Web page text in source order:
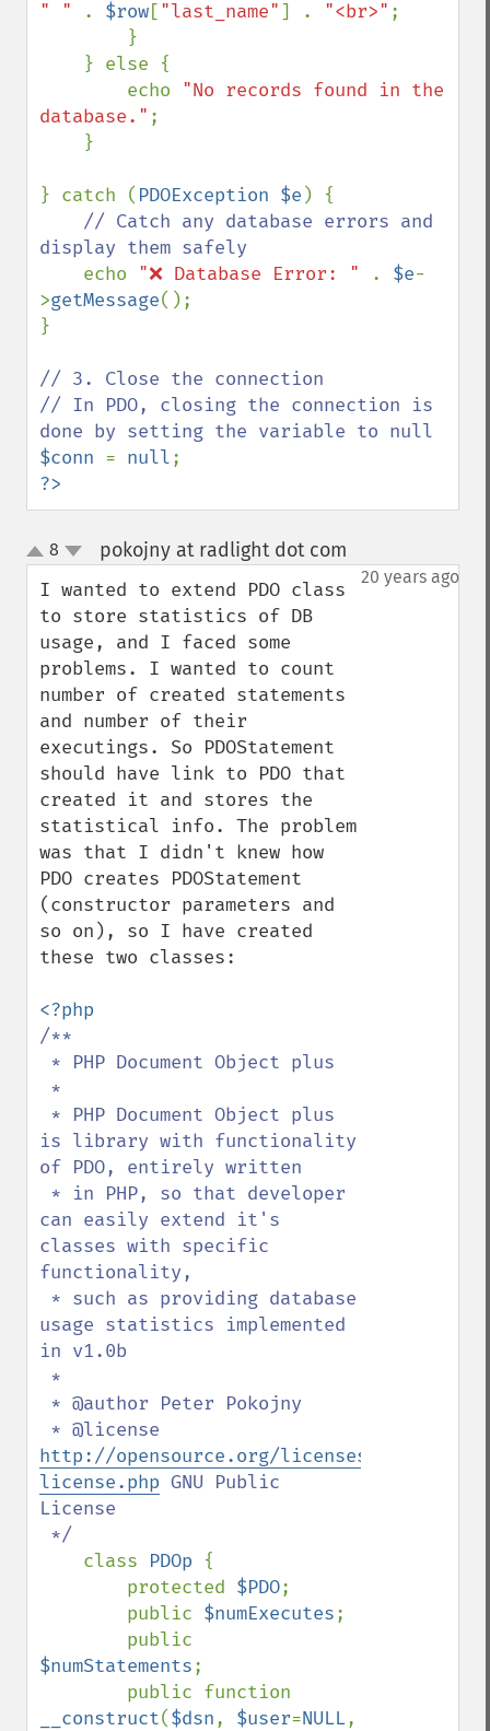
" " . $row["last_name"] . "<br>" ;
        echo
"No records found in the
database." ;
} catch ( PDOException $e ) {
// Catch any database errors and
display them safely
echo "❌ Database Error: " . $e-
>getMessage();
}
// 3. Close the connection
// In PDO, closing the connection is
$conn = null
?>
up
down
8 pokojny at radlight dot com
20 years ago
I wanted to extend PDO class
to store statistics of DB
usage, and I faced some
problems. I wanted to count
number of created statements
and number of their
executings. So PDOStatement
should have link to PDO that
created it and stores the
statistical info. The problem
was that I didn't knew how
PDO creates PDOStatement
(constructor parameters and
so on), so I have created
these two classes:
/**
is library with functionality
of PDO, entirely written
can easily extend it's
classes with specific
functionality,
usage statistics implemented
in v1.0b
http://opensource.org/licenses/gpl-
license.php GNU Public
License
class PDOp {
        protected
$PDO;
        public
$numExecutes;
$numStatements;
__construct($dsn, $user=NULL